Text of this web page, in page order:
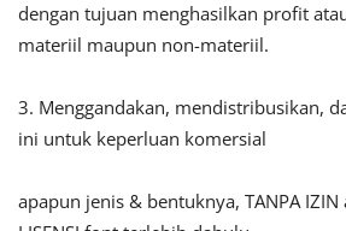
dengan tujuan menghasilkan profit
materiil maupun non-materiil.
3. Menggandakan, mendistribusikan,
ini untuk keperluan komersial
apapun jenis & bentuknya, TANPA IZIN